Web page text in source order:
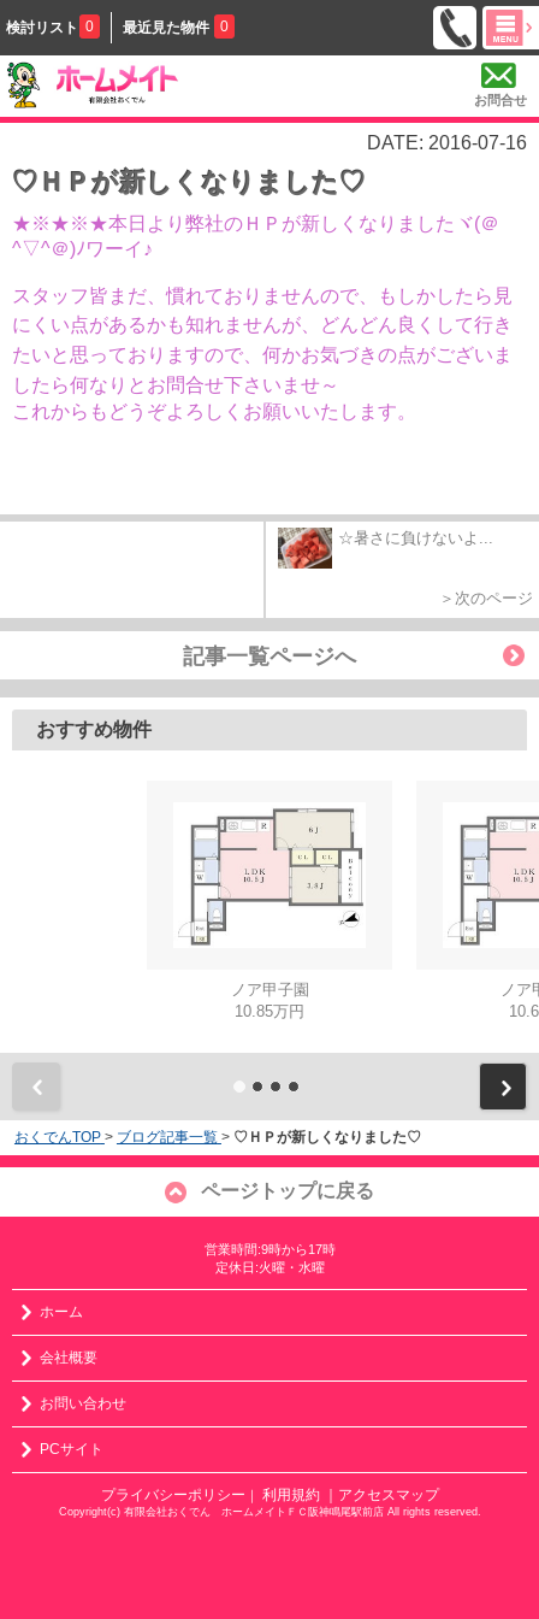
検討リスト 0 最近見た物件 0
お問合せ
DATE: 2016-07-16
♡ＨＰが新しくなりました♡
★※★※★本日より弊社のＨＰが新しくなりましたヾ(＠
^▽^＠)ﾉワーイ♪
スタッフ皆まだ、慣れておりませんので、もしかしたら見
にくい点があるかも知れませんが、
どんどん良くして行き
たいと思っておりますので、何かお気づきの点がございま
したら何なりとお問合せ下さいませ～
これからもどうぞよろしくお願いいたします。
☆暑さに負けないよ...
＞次のページ
記事一覧ページへ
おすすめ物件
ノア甲子園
10.85万円
ノア
おくでんTOP > ブログ記事一覧 > ♡ＨＰが新しくなりました♡
ページトップに戻る
営業時間:9時から17時
定休日:火曜・水曜
ホーム
会社概要
お問い合わせ
PCサイト
プライバシーポリシー ｜ 利用規約 ｜アクセスマップ
Copyright(c) 有限会社おくでん ホームメイトＦＣ阪神鳴尾駅前店 All rights reserved.